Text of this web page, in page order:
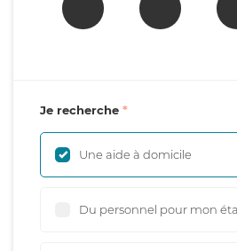
Je recherche
Une aide à domicile
Du personnel pour mon